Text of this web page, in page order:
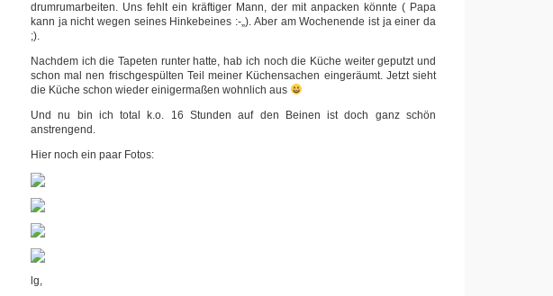
drumrumarbeiten. Uns fehlt ein kräftiger Mann, der mit anpacken könnte ( Papa
kann ja nicht wegen seines Hinkebeines :-„). Aber am Wochenende ist ja einer da
;).
Nachdem ich die Tapeten runter hatte, hab ich noch die Küche weiter geputzt und
schon mal nen frischgespülten Teil meiner Küchensachen eingeräumt. Jetzt sieht
die Küche schon wieder einigermaßen wohnlich aus
Und nu bin ich total k.o. 16 Stunden auf den Beinen ist doch ganz schön
anstrengend.
Hier noch ein paar Fotos:
lg,